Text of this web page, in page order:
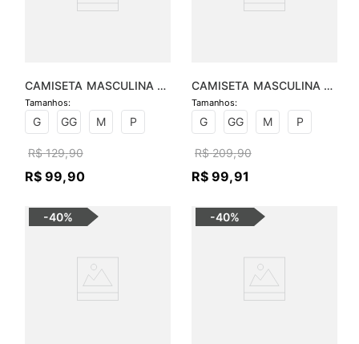
CAMISETA MASCULINA
BÁSICA GOLA CARECA
G
GG M P
R$ 129,90
R$ 99,90
CAMISETA MASCULINA
SUEDINE MOST BE TRUE
G
GG M P
R$ 209,90
R$ 99,91
-40% -40%